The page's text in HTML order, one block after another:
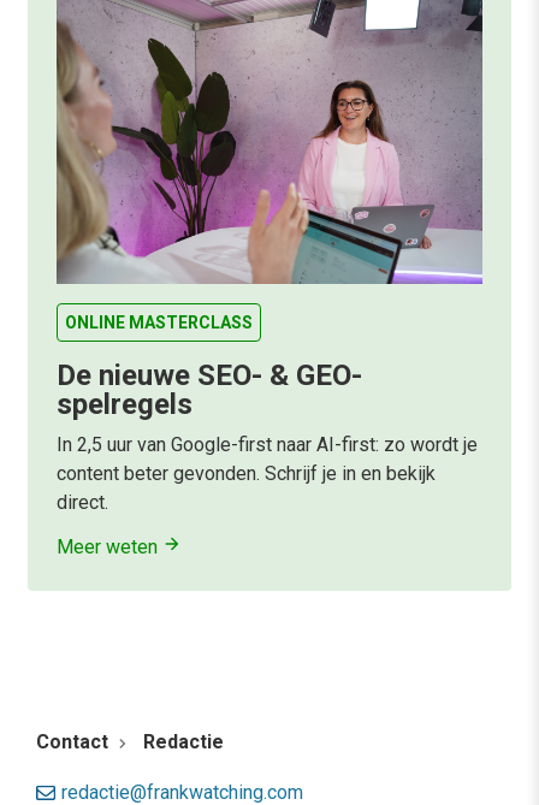
ONLINE MASTERCLASS
De nieuwe SEO- & GEO-
spelregels
In 2,5 uur van Google-first naar AI-first: zo wordt je
content beter gevonden. Schrijf je in en bekijk
direct.
Meer weten
Contact Redactie
redactie@frankwatching.com